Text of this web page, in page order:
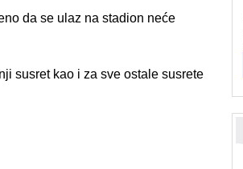
da se ulaz na stadion neće
susret kao i za sve ostale susrete